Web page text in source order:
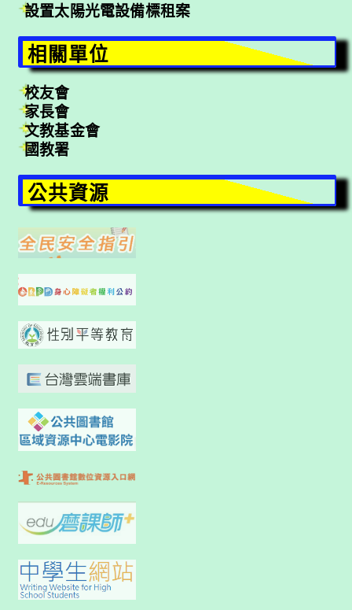
設置太陽光電設備標租案
相關單位
校友會
家長會
文教基金會
國教署
公共資源